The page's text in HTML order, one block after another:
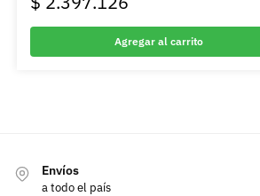
Agregar al carrito
Envíos
a todo el país